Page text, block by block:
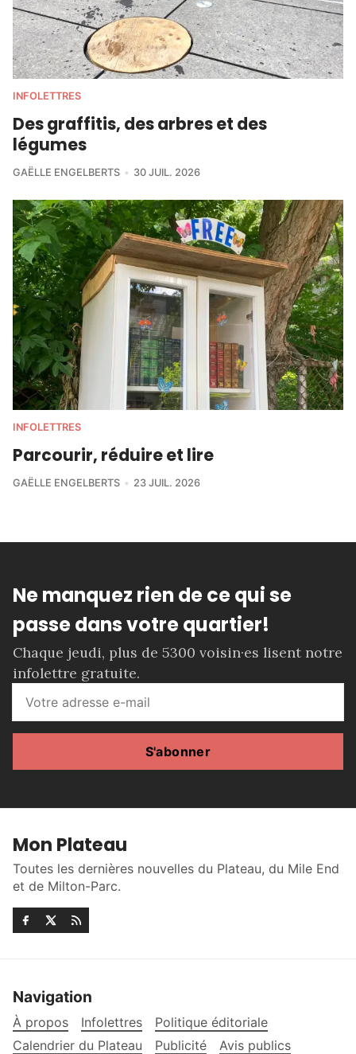
INFOLETTRES
Des graffitis, des arbres et des
légumes
GAËLLE ENGELBERTS 30 JUIL. 2026
INFOLETTRES
Parcourir, réduire et lire
GAËLLE ENGELBERTS 23 JUIL. 2026
Ne manquez rien de ce qui se
passe dans votre quartier!
Chaque jeudi, plus de 5300 voisin·es lisent notre
infolettre gratuite.
S'abonner
Mon Plateau
Toutes les dernières nouvelles du Plateau, du Mile End
et de Milton-Parc.
Navigation
À propos Infolettres
Politique éditoriale
Calendrier du Plateau
Publicité Avis publics